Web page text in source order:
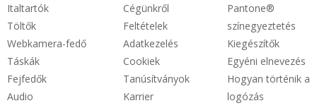
Italtartók
Töltők
Webkamera-fedő
Táskák
Fejfedők
Audio
Cégünkről
Feltételek
Adatkezelés
Cookiek
Tanúsítványok
Karrier
Pantone®
színegyeztetés
Kiegészítők
Egyéni elnevezés
Hogyan történik a
logózás